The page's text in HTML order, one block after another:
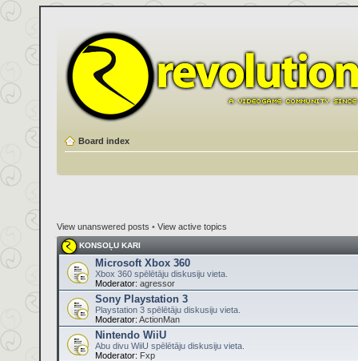
Board index
View unanswered posts • View active topics
KONSOĻU KARI
Microsoft Xbox 360
Xbox 360 spēlētāju diskusiju vieta.
Moderator: agressor
Sony Playstation 3
Playstation 3 spēlētāju diskusiju vieta.
Moderator: ActionMan
Nintendo WiiU
Abu divu WiiU spēlētāju diskusiju vieta.
Moderator: Fxp